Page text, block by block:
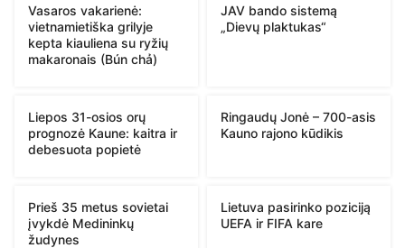
Vasaros vakarienė:
vietnamietiška grilyje
kepta kiauliena su ryžių
makaronais (Bún chả)
JAV bando sistemą
„Dievų plaktukas“
Liepos 31-osios orų
prognozė Kaune: kaitra ir
debesuota popietė
Ringaudų Jonė – 700-asis
Kauno rajono kūdikis
Prieš 35 metus sovietai
įvykdė Medininkų
žudynes
Lietuva pasirinko poziciją
UEFA ir FIFA kare